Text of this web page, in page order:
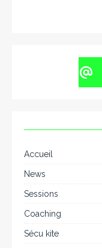
Accueil
News
Sessions
Coaching
Sécu kite